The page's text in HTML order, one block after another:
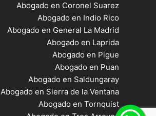
Abogado en Coronel Suarez
Abogado en Indio Rico
Abogado en General La Madrid
Abogado en Laprida
Abogado en Pigue
Abogado en Puan
Abogado en Saldungaray
Abogado en Sierra de la Ventana
Abogado en Tornquist